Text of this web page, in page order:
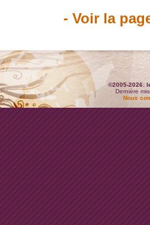
- Voir la
©2005-2026:
Dernière
Nous